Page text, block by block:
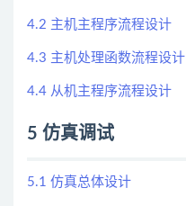
4.2 主机主程序流程设计
4.3 主机处理函数流程设计
4.4 从机主程序流程设计
5 仿真调试
5.1 仿真总体设计